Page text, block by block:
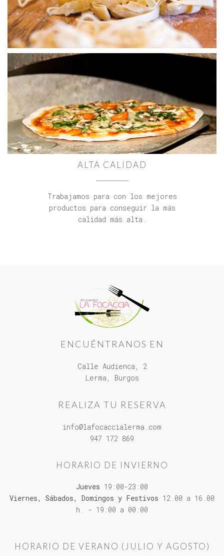
ALTA CALIDAD
Trabajamos para con los mejores
productos para conseguir la más
calidad más alta.
ENCUÉNTRANOS EN
Calle Audienca, 2
Lerma, Burgos
REALIZA TU RESERVA
info@lafocaccialerma.com
947 172 869
HORARIO DE INVIERNO
Jueves 19:00-23:00
Viernes, Sábados, Domingos y Festivos 12.00 a 16.00
h. - 19:00 a 00:00
HORARIO DE VERANO (JULIO Y AGOSTO)